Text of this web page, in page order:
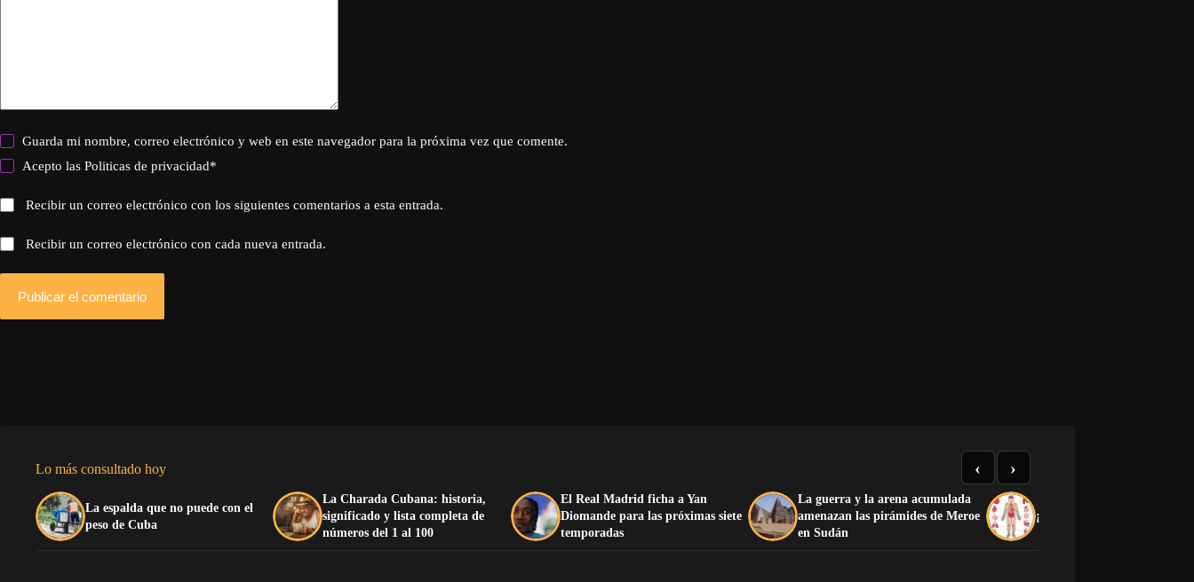
Guarda mi nombre, correo electrónico y web en este navegador para la próxima vez que comente.
Acepto lasPoliticas de privacidad*
Recibir un correo electrónico con los siguientes comentarios a esta entrada.
Recibir un correo electrónico con cada nueva entrada.
Publicar el comentario
Lo más consultado hoy
La espalda que no puede con el
peso de Cuba
La Charada Cubana: historia,
significado y lista completa de
números del 1 al 100
El Real Madrid ficha a Yan
Diomande para las próximas siete
temporadas
La guerra y la arena acumulada
amenazan las pirámides de Meroe
en Sudán
¡Preciosa la anatomía
‹ ›